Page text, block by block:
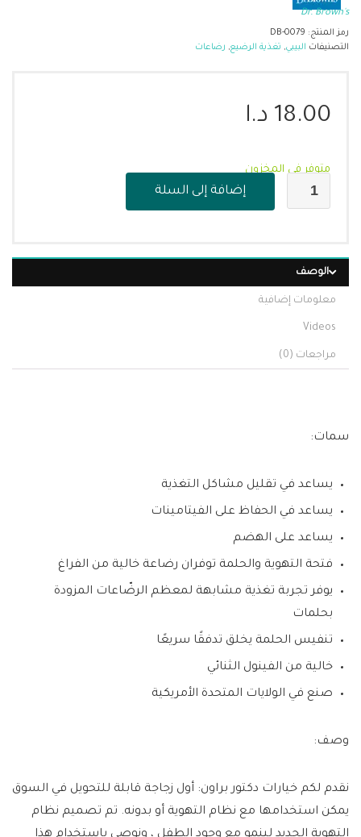
Dr. Brown's
رمز المنتج: DB-0079
التصنيفات البيبي, تغذية الرضيع, رضاعات
18.00 د.ا
متوفر في المخزون
إضافة إلى السلة
الوصف
معلومات إضافية
Videos
مراجعات (0)
سمات:
يساعد في تقليل مشاكل التغذية
يساعد في الحفاظ على الفيتامينات
يساعد على الهضم
فتحة التهوية والحلمة توفران رضاعة خالية من الفراغ
يوفر تجربة تغذية مشابهة لمعظم الرضّاعات المزودة
بحلمات
تنفيس الحلمة يخلق تدفقًا سريعًا
خالية من الفينول الثنائي
صنع في الولايات المتحدة الأمريكية
وصف:
نقدم لكم خيارات دكتور براون: أول زجاجة قابلة للتحويل في السوق
يمكن استخدامها مع نظام التهوية أو بدونه. تم تصميم نظام